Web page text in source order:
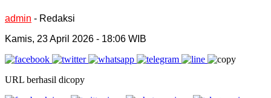
admin - Redaksi
Kamis, 23 April 2026 - 18:06 WIB
URL berhasil dicopy